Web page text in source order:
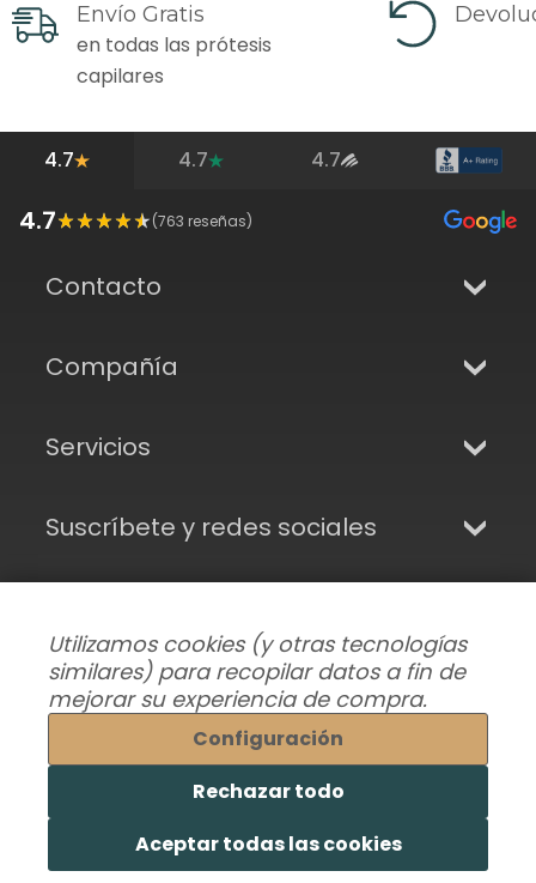
Envío Gratis
en todas las prótesis
capilares
4.7 4.7 4.7
4.7 (763 reseñas)
Contacto
Compañía
Servicios
Suscríbete y redes sociales
© 2026 Superhairpieces.es
Modificar preferencias de datos
Términos y condiciones
Utilizamos cookies (y otras tecnologías
similares) para recopilar datos a fin de
mejorar su experiencia de compra.
Configuración
Rechazar todo
Aceptar todas las cookies